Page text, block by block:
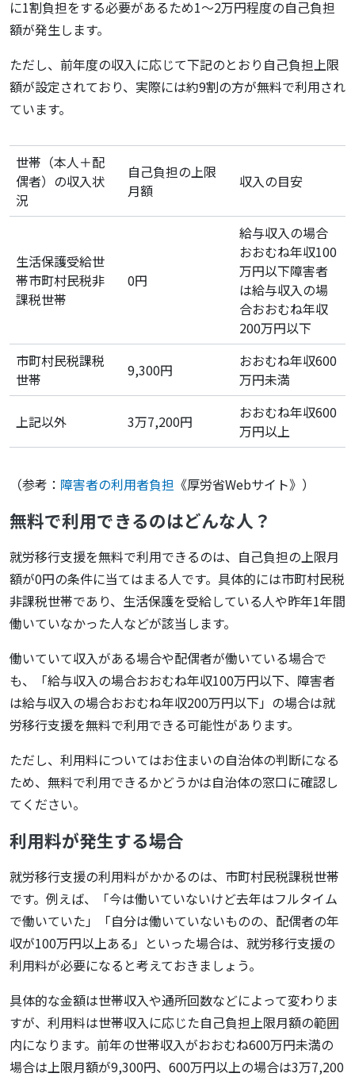
に1割負担をする必要があるため1〜2万円程度の自己負担
額が発生します。
ただし、前年度の収入に応じて下記のとおり自己負担上限
額が設定されており、実際には約9割の方が無料で利用され
ています。
世帯（本人＋配
偶者）の収入状
況
自己負担の上限
月額
収入の目安
生活保護受給世
帯市町村民税非
課税世帯
0円
給与収入の場合
おおむね年収100
万円以下障害者
は給与収入の場
合おおむね年収
200万円以下
市町村民税課税
世帯
9,300円
おおむね年収600
万円未満
上記以外 3万7,200円
おおむね年収600
万円以上
（参考： 障害者の利用者負担 《厚労省Webサイト》）
無料で利用できるのはどんな人？
就労移行支援を無料で利用できるのは、自己負担の上限月
額が0円の条件に当てはまる人です。具体的には市町村民税
非課税世帯であり、生活保護を受給している人や昨年1年間
働いていなかった人などが該当します。
働いていて収入がある場合や配偶者が働いている場合で
も、「給与収入の場合おおむね年収100万円以下、障害者
は給与収入の場合おおむね年収200万円以下」の場合は就
労移行支援を無料で利用できる可能性があります。
ただし、利用料についてはお住まいの自治体の判断になる
ため、無料で利用できるかどうかは自治体の窓口に確認し
てください。
利用料が発生する場合
就労移行支援の利用料がかかるのは、市町村民税課税世帯
です。例えば、「今は働いていないけど去年はフルタイム
で働いていた」「自分は働いていないものの、配偶者の年
収が100万円以上ある」といった場合は、就労移行支援の
利用料が必要になると考えておきましょう。
具体的な金額は世帯収入や通所回数などによって変わりま
すが、利用料は世帯収入に応じた自己負担上限月額の範囲
内になります。前年の世帯収入がおおむね600万円未満の
場合は上限月額が9,300円、600万円以上の場合は3万7,200